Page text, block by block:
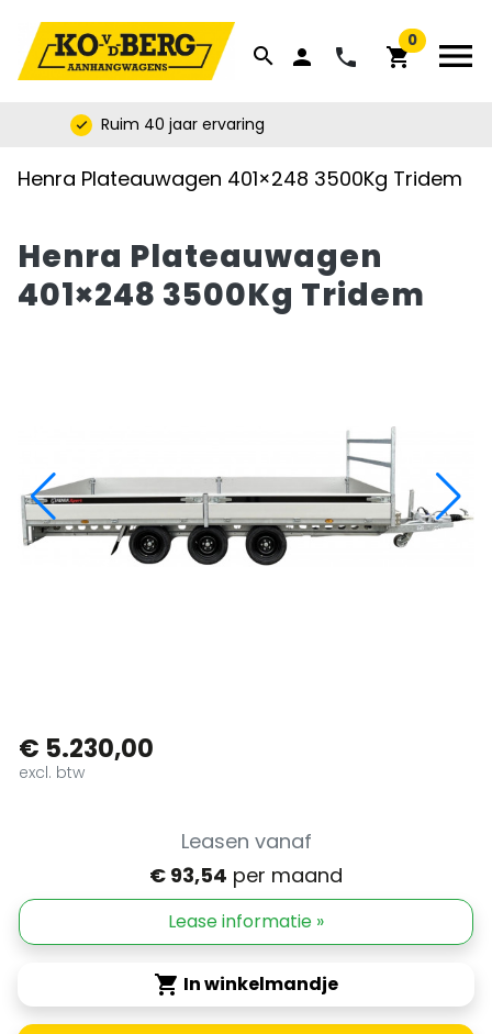
search person phone shopping_cart
0 menu
check Ruim 40 jaar ervaring
Henra Plateauwagen 401×248 3500Kg Tridem
Henra Plateauwagen
401×248 3500Kg Tridem


€ 5.230,00
excl. btw
Leasen vanaf
€ 93,54 per maand
Lease informatie »
shopping_cart In winkelmandje